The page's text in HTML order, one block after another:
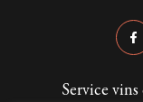
Service